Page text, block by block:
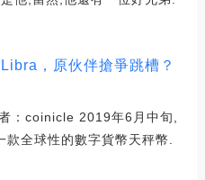
，原伙伴搶爭跳槽？
：coinicle 2019年6月中旬,
全球性的數字貨幣天秤幣.